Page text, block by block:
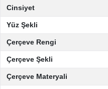
Cinsiyet
Yüz Şekli
Çerçeve Rengi
Çerçeve Şekli
Çerçeve Materyali